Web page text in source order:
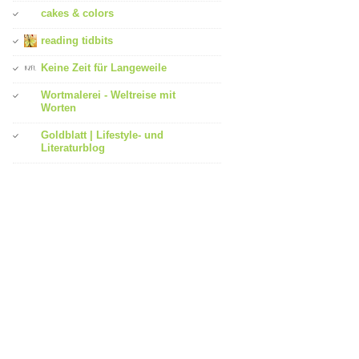
cakes & colors
reading tidbits
Keine Zeit für Langeweile
Wortmalerei - Weltreise mit
Worten
Goldblatt | Lifestyle- und
Literaturblog